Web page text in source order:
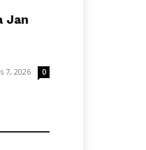
Jan
7, 2026 0